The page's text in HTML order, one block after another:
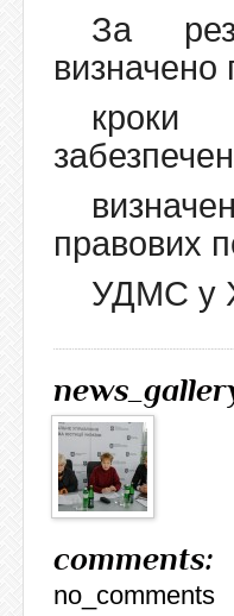
За
визначено
кроки
правових
УДМС у
comments:
no_comments